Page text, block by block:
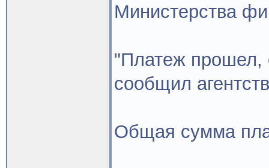
Министерства
"Платеж прошел,
сообщил
Общая сумма